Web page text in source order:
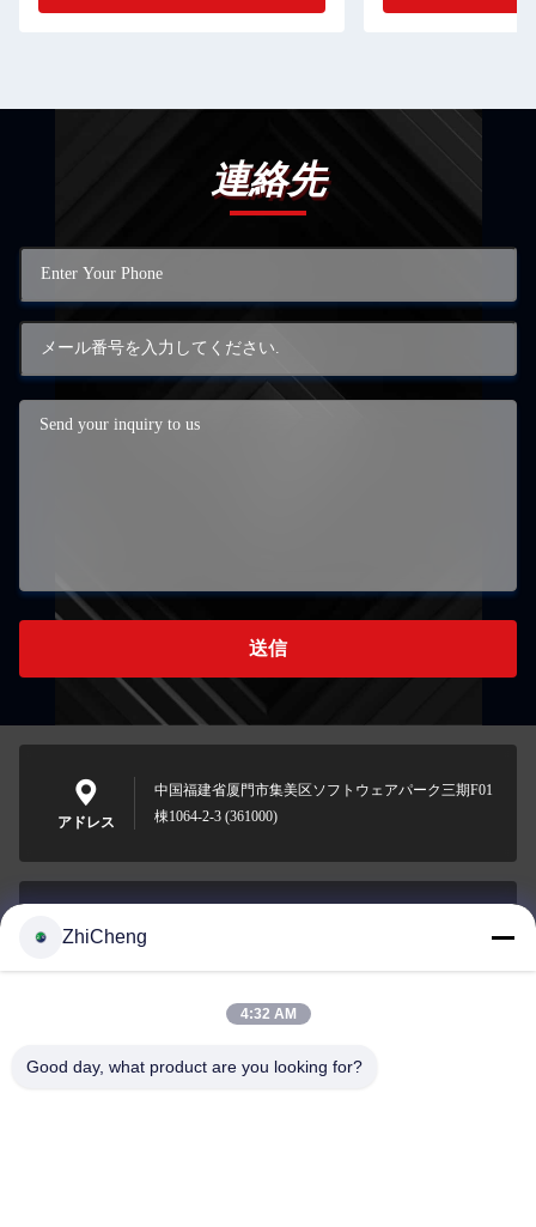
連絡先
送信
アドレス
中国福建省厦門市集美区ソフトウェアパーク三期F01
棟1064-2-3 (361000)
0086-592-5636807
ZhiCheng
4:32 AM
Good day, what product are you looking for?